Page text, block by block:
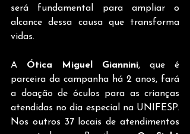
será fundamental para ampliar o
alcance dessa causa que transforma
vidas.
A Ótica Miguel Giannini, que é
parceira da campanha há 2 anos, fará
a doação de óculos para as crianças
atendidas no dia especial na UNIFESP.
Nos outros 37 locais de atendimentos